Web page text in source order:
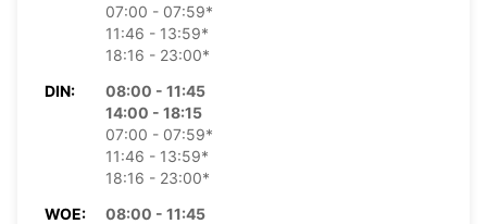
07:00 - 07:59*
11:46 - 13:59*
18:16 - 23:00*
DIN:
08:00 - 11:45
14:00 - 18:15
07:00 - 07:59*
11:46 - 13:59*
18:16 - 23:00*
WOE:
08:00 - 11:45